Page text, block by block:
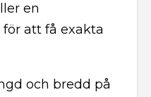
en
för att få exakta
och bredd på